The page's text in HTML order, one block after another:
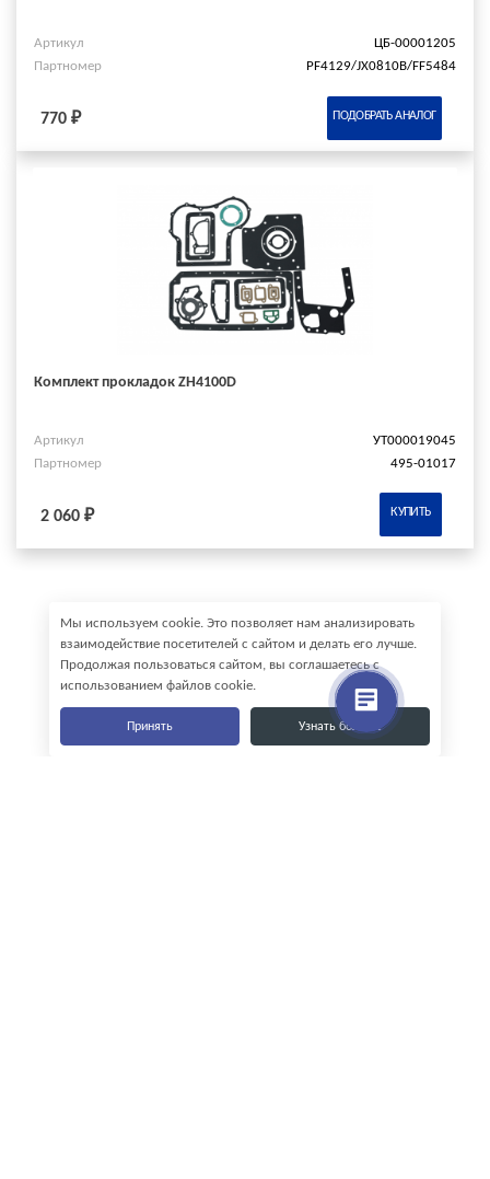
Артикул
ЦБ-00001205
Партномер
PF4129/JX0810B/FF5484
770 ₽ ПОДОБРАТЬ АНАЛОГ
Комплект прокладок ZH4100D
Артикул
УТ000019045
Партномер
495-01017
2 060 ₽ КУПИТЬ
Мы используем cookie. Это позволяет нам анализировать
взаимодействие посетителей с сайтом и делать его лучше.
Продолжая пользоваться сайтом, вы соглашаетесь с
использованием файлов cookie.
Принять Узнать больше